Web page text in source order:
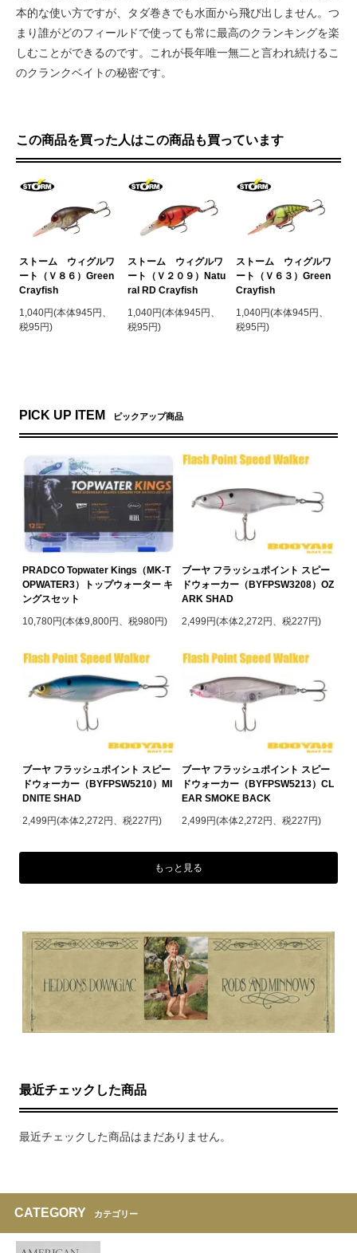
本的な使い方ですが、タダ巻きでも水面から飛び出しません。つ
まり誰がどのフィールドで使っても常に最高のクランキングを楽
しむことができるのです。これが長年唯一無二と言われ続けるこ
のクランクベイトの秘密です。
この商品を買った人はこの商品も買っています
ストーム ウィグルワ
ート（Ｖ８６）Green
Crayfish
1,040円(本体945円、
税95円)
ストーム ウィグルワ
ート（Ｖ２０９）Natu
ral RD Crayfish
1,040円(本体945円、
税95円)
ストーム ウィグルワ
ート（Ｖ６３）Green
Crayfish
1,040円(本体945円、
税95円)
PICK UP ITEM ピックアップ商品
PRADCO Topwater Kings（MK-T
OPWATER3）トップウォーター キ
ングスセット
10,780円(本体9,800円、税980円)
ブーヤ フラッシュポイント スピー
ドウォーカー（BYFPSW3208）OZ
ARK SHAD
2,499円(本体2,272円、税227円)
ブーヤ フラッシュポイント スピー
ドウォーカー（BYFPSW5210）MI
DNITE SHAD
2,499円(本体2,272円、税227円)
ブーヤ フラッシュポイント スピー
ドウォーカー（BYFPSW5213）CL
EAR SMOKE BACK
2,499円(本体2,272円、税227円)
もっと見る
最近チェックした商品
最近チェックした商品はまだありません。
CATEGORY カテゴリー